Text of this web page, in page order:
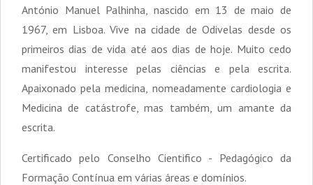
António Manuel Palhinha, nascido em 13 de maio de
1967, em Lisboa. Vive na cidade de Odivelas desde os
primeiros dias de vida até aos dias de hoje. Muito cedo
manifestou interesse pelas ciências e pela escrita.
Apaixonado pela medicina, nomeadamente cardiologia e
Medicina de catástrofe, mas também, um amante da
escrita.
Certificado pelo Conselho Cientifico - Pedagógico da
Formação Contínua em várias áreas e domínios.